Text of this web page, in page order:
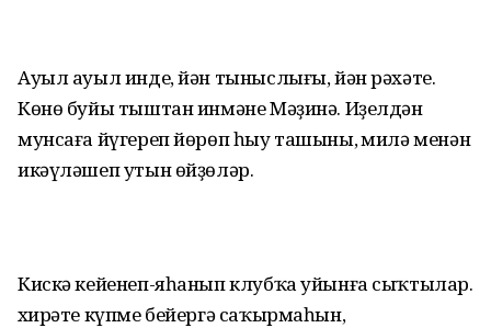
Ауыл ауыл инде, йән тыныслығы, йән рәхәте.
Көнө буйы тыштан инмәне Мәҙинә. Иҙелдән
мунсаға йүгереп йөрөп һыу ташыны, Әмилә менән
икәүләшеп утын өйҙөләр.
Кискә кейенеп-яһанып клубҡа уйынға сыҡтылар.
Әхирәте күпме бейергә саҡырмаһын,